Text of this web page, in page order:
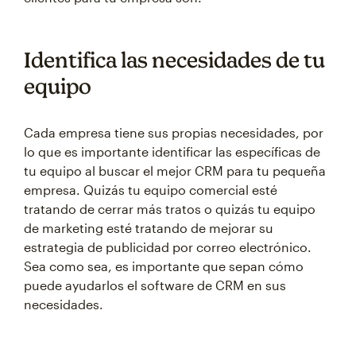
Identifica las necesidades de tu
equipo
Cada empresa tiene sus propias necesidades, por
lo que es importante identificar las específicas de
tu equipo al buscar el mejor CRM para tu pequeña
empresa. Quizás tu equipo comercial esté
tratando de cerrar más tratos o quizás tu equipo
de marketing esté tratando de mejorar su
estrategia de publicidad por correo electrónico.
Sea como sea, es importante que sepan cómo
puede ayudarlos el software de CRM en sus
necesidades.